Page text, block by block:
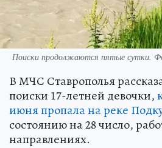
Поиски продолжаются пятые
В МЧС Ставрополья
поиски 17-летней девочки,
июня пропала на реке
состоянию на 28 число,
направлениях.